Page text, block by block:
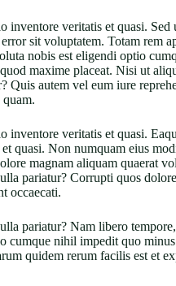
inventore veritatis et quasi. Sed
sit voluptatem. Totam rem
nobis est eligendi optio
maxime placeat. Nisi ut
Quis autem vel eum iure
quam.
inventore veritatis et quasi.
quasi. Non numquam eius
magnam aliquam quaerat
pariatur? Corrupti quos
occaecati.
pariatur? Nam libero
cumque nihil impedit quo
quidem rerum facilis est et